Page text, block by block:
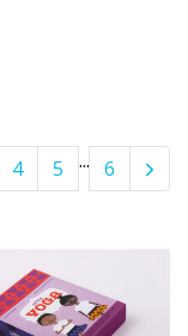
4 5 ... 6